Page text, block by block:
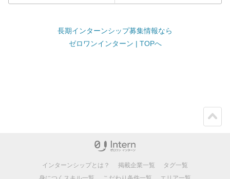
長期インターンシップ募集情報なら
ゼロワンインターン | TOPへ
インターンシップとは？ 掲載企業一覧
タグ一覧